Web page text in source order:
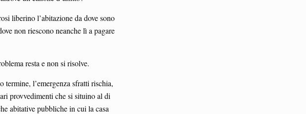
liberino l’abitazione da dove sono
non riescono neanche lì a pagare
resta e non si risolve.
termine, l’emergenza sfratti rischia,
provvedimenti che si situino al di
abitative pubbliche in cui la casa